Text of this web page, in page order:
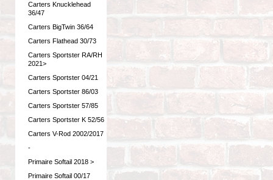
Carters Knucklehead
36/47
Carters BigTwin 36/64
Carters Flathead 30/73
Carters Sportster RA/RH
2021>
Carters Sportster 04/21
Carters Sportster 86/03
Carters Sportster 57/85
Carters Sportster K 52/56
Carters V-Rod 2002/2017
-
Primaire Softail 2018 >
Primaire Softail 00/17